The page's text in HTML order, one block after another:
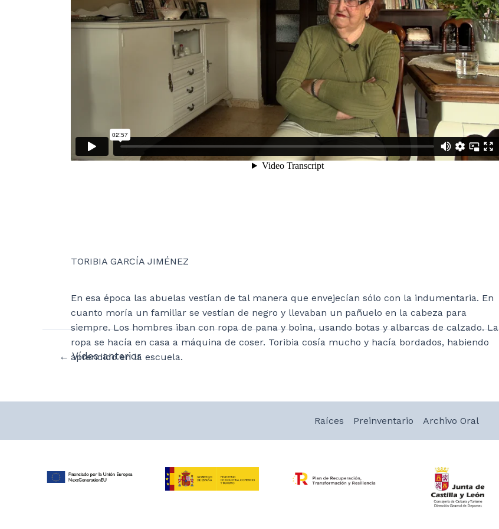
TORIBIA GARCÍA JIMÉNEZ
En esa época las abuelas vestían de tal manera que envejecían sólo con la indumentaria. En
cuanto moría un familiar se vestían de negro y llevaban un pañuelo en la cabeza para
siempre. Los hombres iban con ropa de pana y boina, usando botas y albarcas de calzado. La
ropa se hacía en casa a máquina de coser. Toribia cosía mucho y hacía bordados, habiendo
aprendido en la escuela.
Navegación
← Vídeo anterior
Raíces Preinventario Archivo Oral